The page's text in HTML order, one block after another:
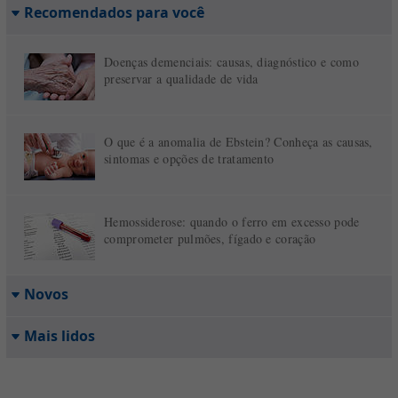
Recomendados para você
Doenças demenciais: causas, diagnóstico e como
preservar a qualidade de vida
O que é a anomalia de Ebstein? Conheça as causas,
sintomas e opções de tratamento
Hemossiderose: quando o ferro em excesso pode
comprometer pulmões, fígado e coração
Novos
Mais lidos